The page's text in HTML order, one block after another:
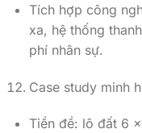
Tích hợp công
xa, hệ thống
phí nhân sự.
Case study minh
Tiền đề: lô đất 6